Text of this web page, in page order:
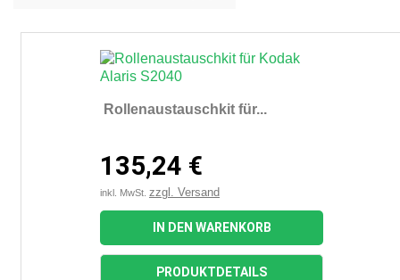
Rollenaustauschkit für...
135,24 €
inkl. MwSt. zzgl. Versand
IN DEN WARENKORB
PRODUKTDETAILS